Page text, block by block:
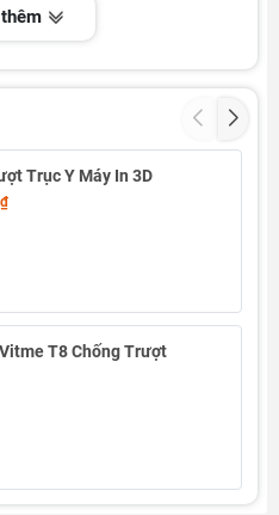
Trục Y Máy In 3D
T8 Chống Trượt